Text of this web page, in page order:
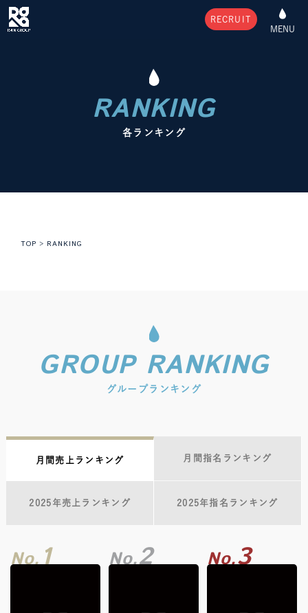
MENU
RECRUIT
RANKING
各ランキング
TOP > RANKING
GROUP RANKING
グループランキング
月間売上ランキング 月間指名ランキング
2025年売上ランキング 2025年指名ランキング
No.1 No.2 No.3